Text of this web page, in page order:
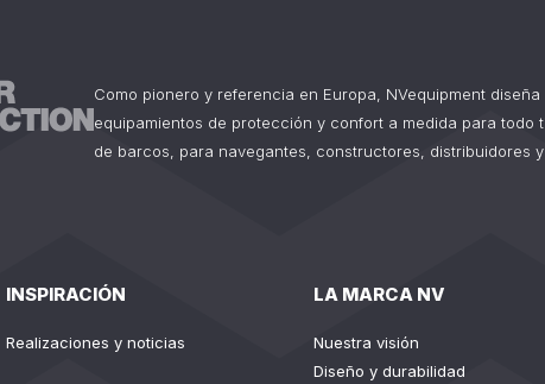
Como pionero y referencia en Europa, NVequipment
equipamientos de protección y confort a medida para todo
de barcos, para navegantes, constructores, distribuidores
INSPIRACIÓN
Realizaciones y noticias
LA MARCA NV
Nuestra visión
Diseño y durabilidad